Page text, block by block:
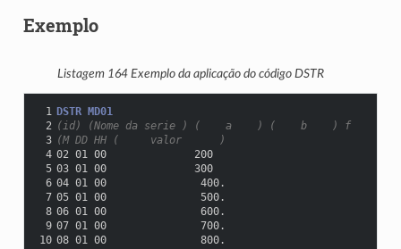
Exemplo
Listagem 164 Exemplo da aplicação do código DSTR
1 DSTR MD01
2 (id) (Nome da serie ) (    a    ) (    b    ) f
3 (M DD HH (     valor      )
4 02 01 00              200
5 03 01 00              300
6 04 01 00               400.
7 05 01 00               500.
8 06 01 00               600.
9 07 01 00               700.
10 08 01 00               800.